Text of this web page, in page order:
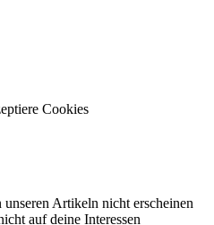
Cookies
Artikeln nicht erscheinen
auf deine Interessen